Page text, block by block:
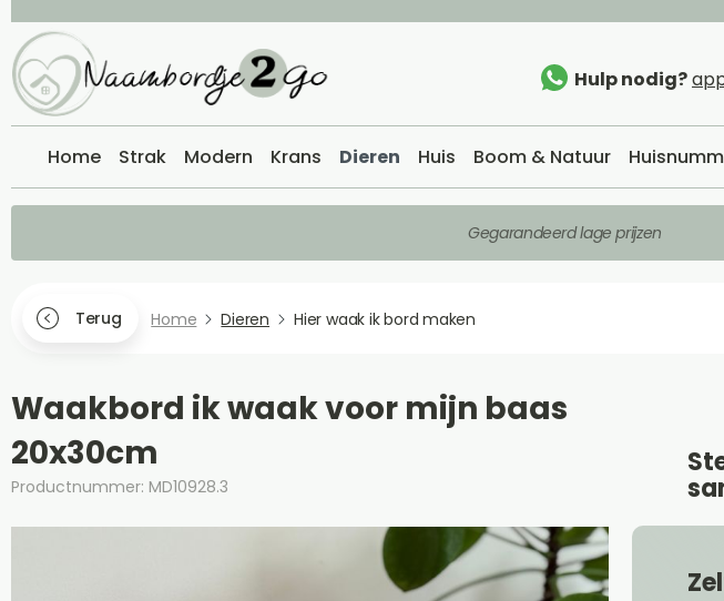
Hulp nodig?
Home Strak Modern Krans Dieren Huis Boom & Natuur
Gegarandeerd lage prijzen
Terug Home Dieren Hier waak ik bord maken
Waakbord ik waak voor mijn baas
20x30cm
Productnummer: MD10928.3